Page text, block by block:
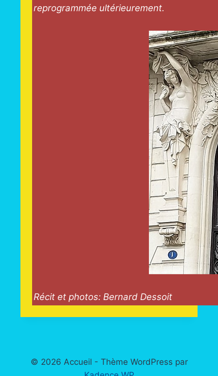
reprogrammée ultérieurement.
Récit et photos: Bernard Dessoit
© 2026 Accueil - Thème WordPress par